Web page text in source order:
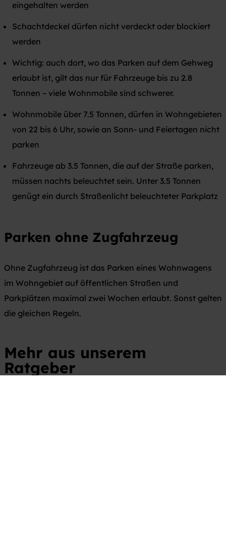
eingehalten werden
Schachtdeckel dürfen nicht verdeckt oder blockiert
werden
Wichtig: auch dort, wo das Parken auf dem Gehweg
erlaubt ist, gilt das nur für Fahrzeuge bis zu 2.8
Tonnen – viele Wohnmobile sind schwerer.
Wohnmobile über 7.5 Tonnen, dürfen in Wohngebieten
von 22 bis 6 Uhr, sowie an Sonn- und Feiertagen nicht
parken
Fahrzeuge ab 3.5 Tonnen, die auf der Straße parken,
müssen nachts beleuchtet sein. Unter 3.5 Tonnen
genügt ein durch Straßenlicht beleuchteter Parkplatz
Parken ohne Zugfahrzeug
Ohne Zugfahrzeug ist das Parken eines Wohnwagens
im Wohngebiet auf öffentlichen Straßen und
Parkplätzen maximal zwei Wochen erlaubt. Sonst gelten
die gleichen Regeln.
Mehr aus unserem
Ratgeber